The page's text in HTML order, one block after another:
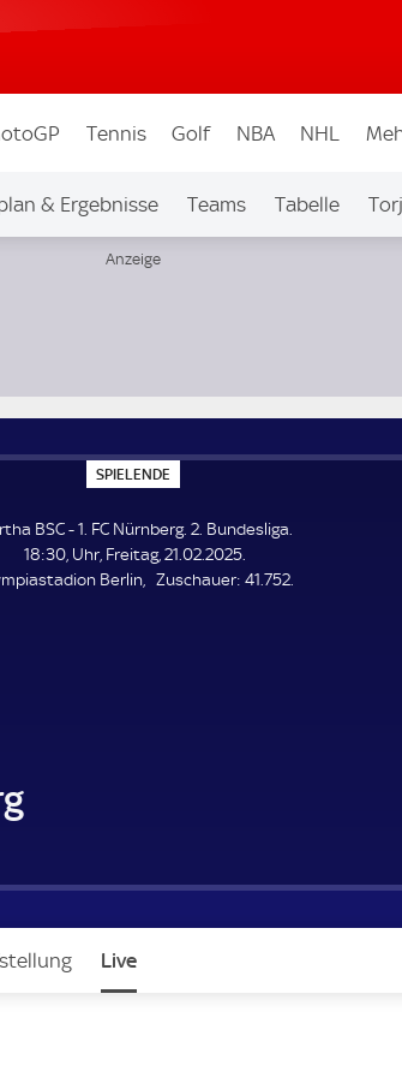
Tennis Golf NBA NHL
& Ergebnisse Teams Tabelle
SPIELENDE
P
E
L
E
N
BSC - 1. FC Nürnberg. 2. Bundesliga.
18:30, Uhr, Freitag, 21.02.2025.
Berlin
Zuschauer: Z
41.752.
Live